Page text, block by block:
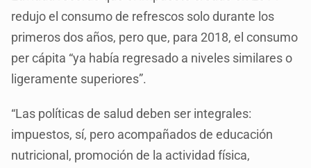
redujo el consumo de refrescos solo durante los
primeros dos años, pero que, para 2018, el consumo
per cápita “ya había regresado a niveles similares o
ligeramente superiores”.
“Las políticas de salud deben ser integrales:
impuestos, sí, pero acompañados de educación
nutricional, promoción de la actividad física,